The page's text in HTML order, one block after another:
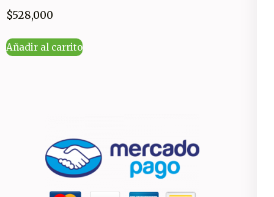
$528,000
Añadir al carrito